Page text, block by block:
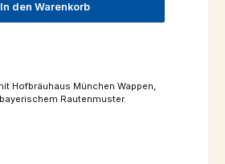
In den Warenkorb